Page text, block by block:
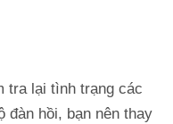
tra lại tình trạng các
đàn hồi, bạn nên thay